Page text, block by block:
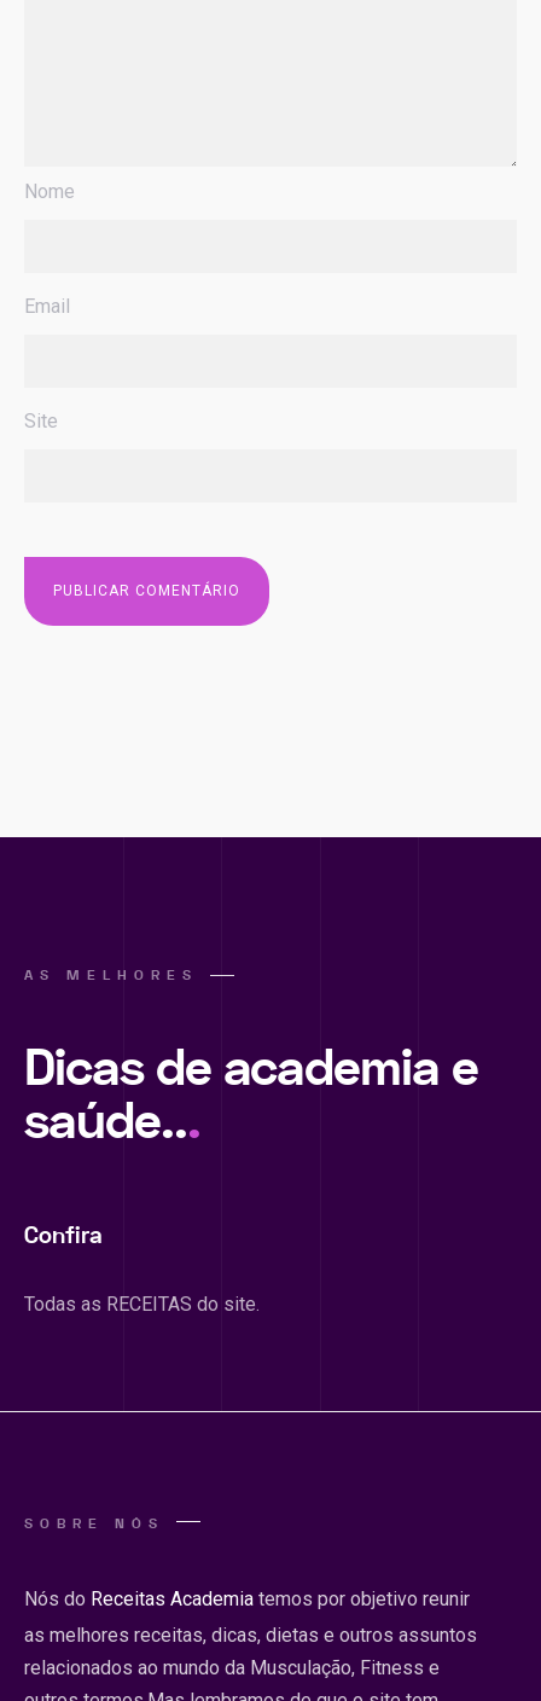
Nome
Email
Site
AS MELHORES
Dicas de academia e
saúde...
Confira
Todas as RECEITAS do site.
SOBRE NÓS
Nós do Receitas Academia temos por objetivo reunir
as melhores receitas, dicas, dietas e outros assuntos
relacionados ao mundo da Musculação, Fitness e